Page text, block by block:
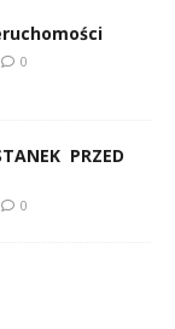
0
PRZED
0